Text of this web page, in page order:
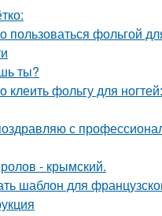
пользоваться фольгой
ты?
клеить фольгу для
с
- крымский.
шаблон для